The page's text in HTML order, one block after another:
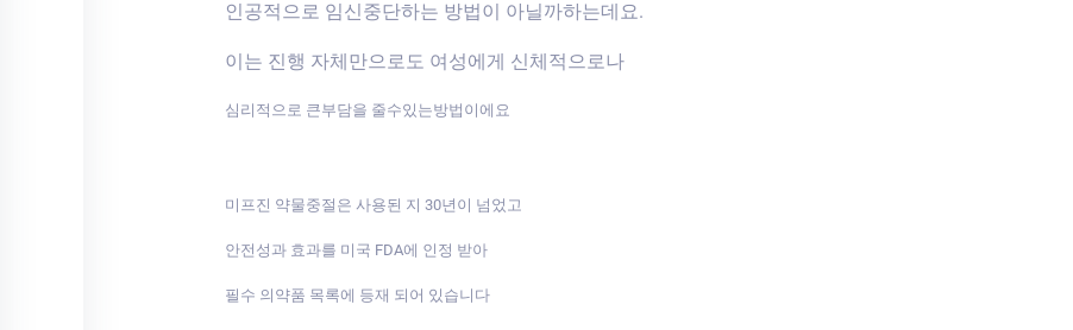
인공적으로 임신중단하는 방법이 아닐까하는데요.
이는 진행 자체만으로도 여성에게 신체적으로나
심리적으로 큰부담을 줄수있는방법이에요
미프진 약물중절은 사용된 지 30년이 넘었고
안전성과 효과를 미국 FDA에 인정 받아
필수 의약품 목록에 등재 되어 있습니다